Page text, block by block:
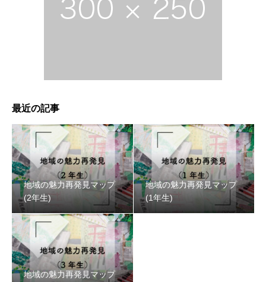
最近の記事
地域の魅力再発見マップ
(2年生)
地域の魅力再発見マップ
(1年生)
地域の魅力再発見マップ